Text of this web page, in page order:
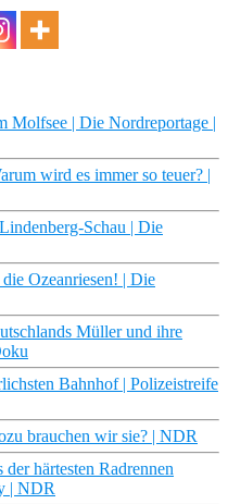
Molfsee | Die Nordreportage |
wird es immer so teuer? |
Schau | Die
Ozeanriesen! | Die
Müller und ihre
Bahnhof | Polizeistreife
brauchen wir sie? | NDR
härtesten Radrennen
| NDR